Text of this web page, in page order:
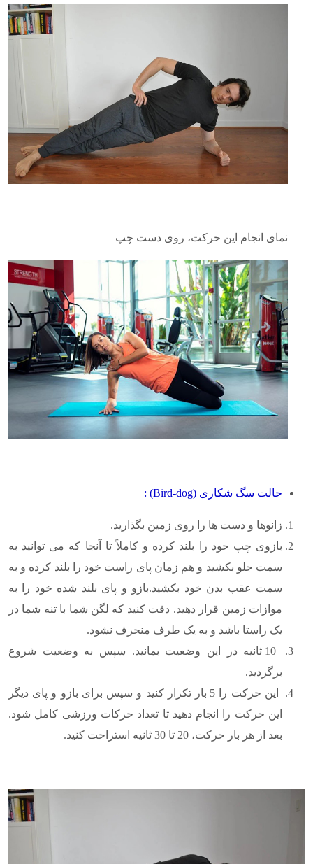
نمای انجام این حرکت، روی دست چپ
حالت سگ شکاری (Bird-dog)
:
زانوها و دست ها را روی زمین بگذارید.
بازوی چپ حود را بلند کرده و کاملاً تا آنجا که می توانید به
سمت جلو بکشید و هم زمان پای راست خود را بلند کرده و به
سمت عقب بدن خود بکشید.بازو و پای بلند شده خود را به
موازات زمین قرار دهید. دقت کنید که لگن شما با تنه شما در
یک راستا باشد و به یک طرف منحرف نشود.
10 ثانیه در این وضعیت بمانید. سپس به وضعیت شروع
برگردید.
این حرکت را 5 بار تکرار کنید و سپس برای بازو و پای دیگر
این حرکت را انجام دهید تا تعداد حرکات ورزشی کامل شود.
بعد از هر بار حرکت، 20 تا 30 ثانیه استراحت کنید.